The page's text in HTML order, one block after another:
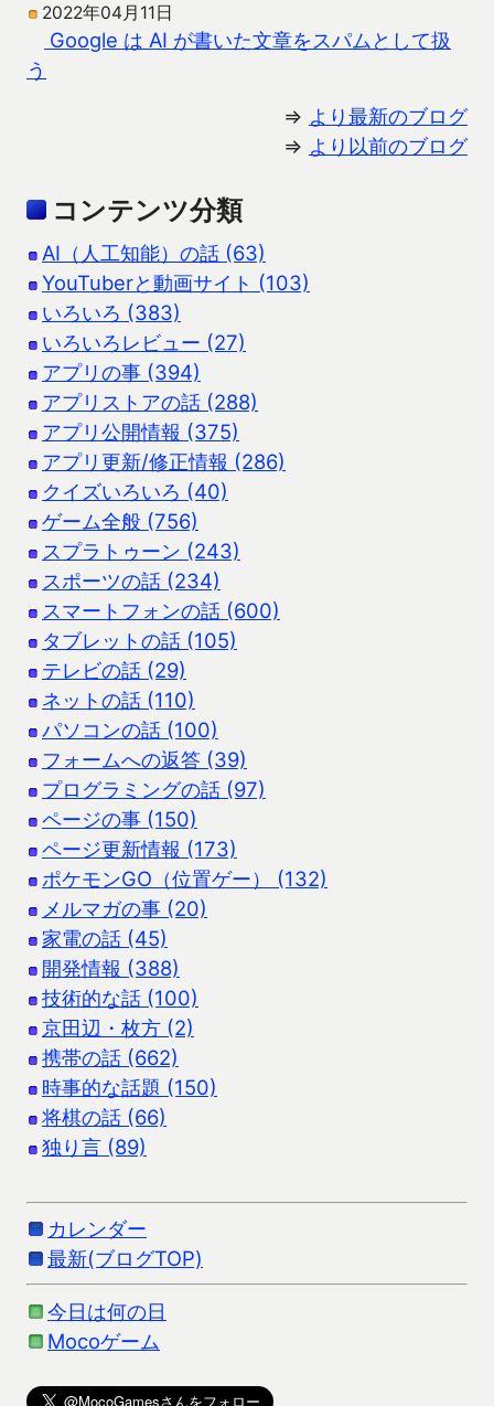
2022年04月11日
Google は AI が書いた文章をスパムとして扱
う
⇒ より最新のブログ
⇒ より以前のブログ
コンテンツ分類
AI（人工知能）の話 (63)
YouTuberと動画サイト (103)
いろいろ (383)
いろいろレビュー (27)
アプリの事 (394)
アプリストアの話 (288)
アプリ公開情報 (375)
アプリ更新/修正情報 (286)
クイズいろいろ (40)
ゲーム全般 (756)
スプラトゥーン (243)
スポーツの話 (234)
スマートフォンの話 (600)
タブレットの話 (105)
テレビの話 (29)
ネットの話 (110)
パソコンの話 (100)
フォームへの返答 (39)
プログラミングの話 (97)
ページの事 (150)
ページ更新情報 (173)
ポケモンGO（位置ゲー） (132)
メルマガの事 (20)
家電の話 (45)
開発情報 (388)
技術的な話 (100)
京田辺・枚方 (2)
携帯の話 (662)
時事的な話題 (150)
将棋の話 (66)
独り言 (89)
カレンダー
最新(ブログTOP)
今日は何の日
Mocoゲーム